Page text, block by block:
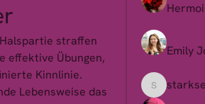
straffen
effektive Übungen,
Kinnlinie.
Lebensweise das
Emily
starkse599